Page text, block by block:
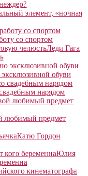
элемент, «ночная
со спортом
Леди Гага
обуви
нарядом
любимый предмет
Катю Гордон
Юлия